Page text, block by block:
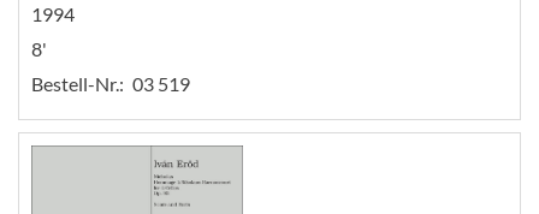
1994
8'
Bestell-Nr.: 03 519